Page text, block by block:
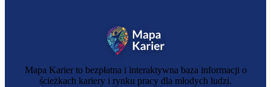
Mapa Karier to bezpłatna i interaktywna baza informacji o
ścieżkach kariery i rynku pracy dla młodych ludzi.